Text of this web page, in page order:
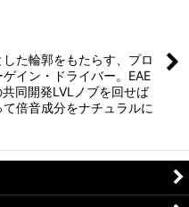
た輪郭をもたらす、プロ
イン・ドライバー。EAE
同開発LVLノブを回せば
倍音成分をナチュラルに